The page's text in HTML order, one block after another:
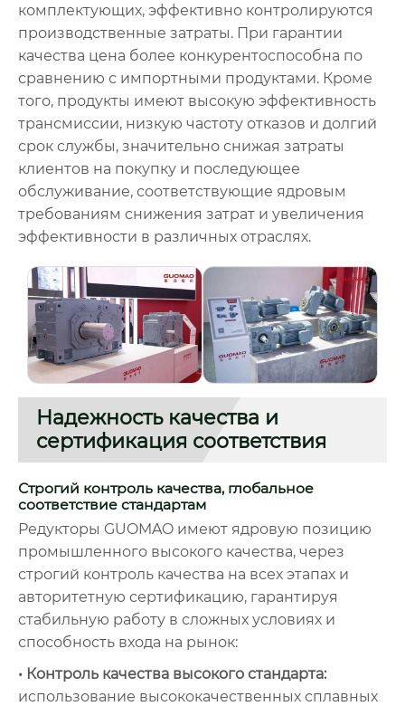
комплектующих, эффективно контролируются
производственные затраты. При гарантии
качества цена более конкурентоспособна по
сравнению с импортными продуктами. Кроме
того, продукты имеют высокую эффективность
трансмиссии, низкую частоту отказов и долгий
срок службы, значительно снижая затраты
клиентов на покупку и последующее
обслуживание, соответствующие ядровым
требованиям снижения затрат и увеличения
эффективности в различных отраслях.
Надежность качества и
сертификация соответствия
Строгий контроль качества, глобальное
соответствие стандартам
Редукторы GUOMAO имеют ядровую позицию
промышленного высокого качества, через
строгий контроль качества на всех этапах и
авторитетную сертификацию, гарантируя
стабильную работу в сложных условиях и
способность входа на рынок:
• Контроль качества высокого стандарта:
использование высококачественных сплавных